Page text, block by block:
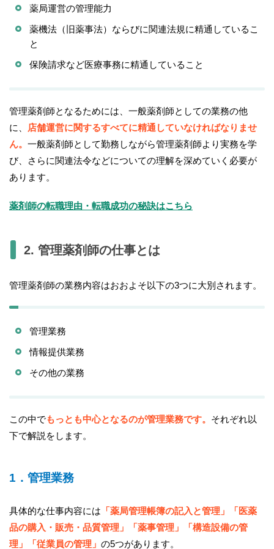
薬局運営の管理能力
薬機法（旧薬事法）ならびに関連法規に精通しているこ
と
保険請求など医療事務に精通していること
管理薬剤師となるためには、一般薬剤師としての業務の他
に、
店舗運営に関するすべてに精通していなければなりませ
ん。 一般薬剤師として勤務しながら管理薬剤師より実務を学
び、さらに関連法令などについての理解を深めていく必要が
あります。
薬剤師の転職理由・転職成功の秘訣はこちら
2. 管理薬剤師の仕事とは
管理薬剤師の業務内容はおおよそ以下の3つに大別されます。
管理業務
情報提供業務
その他の業務
この中でもっとも中心となるのが管理業務です。 それぞれ以
下で解説をします。
1．管理業務
具体的な仕事内容には 「薬局管理帳簿の記入と管理」「医薬
品の購入・販売・品質管理」「薬事管理」「構造設備の管
理」「従業員の管理」 の5つがあります。